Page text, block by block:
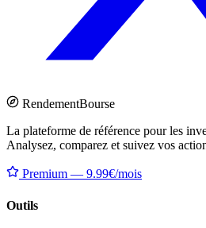
RendementBourse
La plateforme de référence pour les
Analysez, comparez et suivez vos
Premium — 9.99€/mois
Outils